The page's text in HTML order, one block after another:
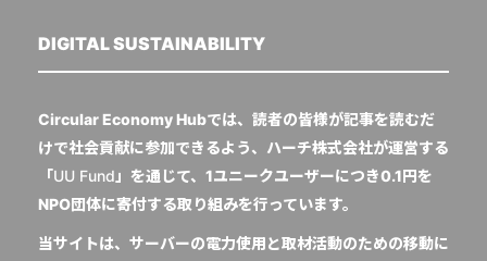
DIGITAL SUSTAINABILITY
Circular Economy Hubでは、読者の皆様が記事を読むだ
けで社会貢献に参加できるよう、ハーチ株式会社が運営する
「UU Fund 」を通じて、1ユニークユーザーにつき0.1円を
NPO団体に寄付する取り組みを行っています。
当サイトは、サーバーの電力使用と取材活動のための移動に